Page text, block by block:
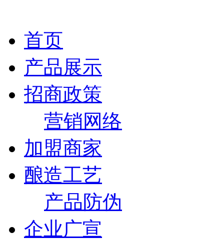
首页
产品展示
招商政策
营销网络
加盟商家
酿造工艺
产品防伪
企业广宣